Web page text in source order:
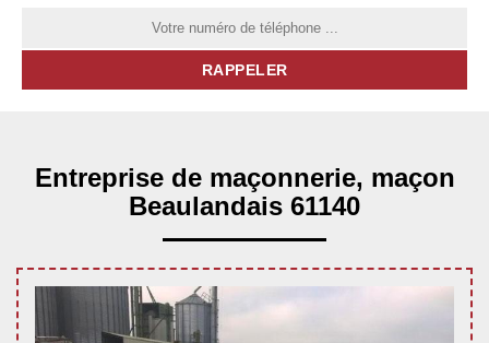
Entreprise de maçonnerie, maçon
Beaulandais 61140